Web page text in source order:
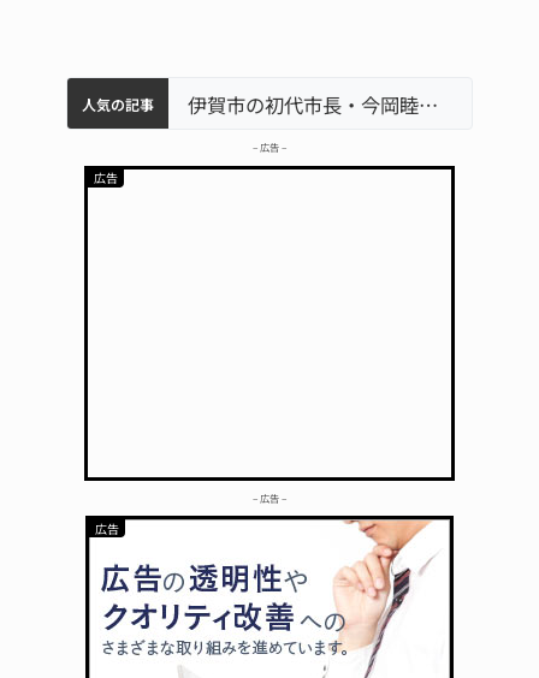
人気の記事
名張市水道料金47％値上げへ 答申案、審議会で大筋まとまる名張市立病院のDMAT、熊本地震の被災地へ 能登以来3回目の派遣
特産「白鳳梨」の出荷最盛期 直売所にぎわう 伊賀 伊賀市の初代市長・今岡睦之さん死去 87歳
– 広告 –
– 広告 –